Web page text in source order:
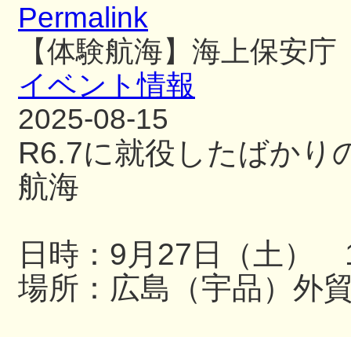
Permalink
【体験航海】海上保安
イベント情報
2025-08-15
R6.7に就役したばかり
航海
日時：9月27日（土）
場所：広島（宇品）外